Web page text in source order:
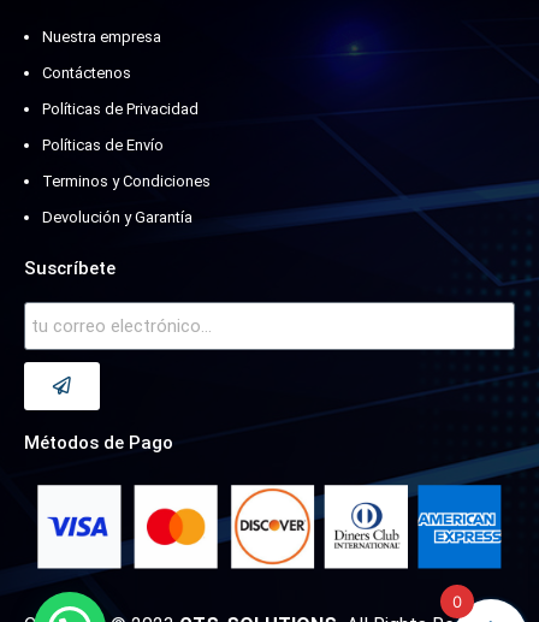
Nuestra empresa
Contáctenos
Políticas de Privacidad
Políticas de Envío
Terminos y Condiciones
Devolución y Garantía
Suscríbete
Métodos de Pago
0